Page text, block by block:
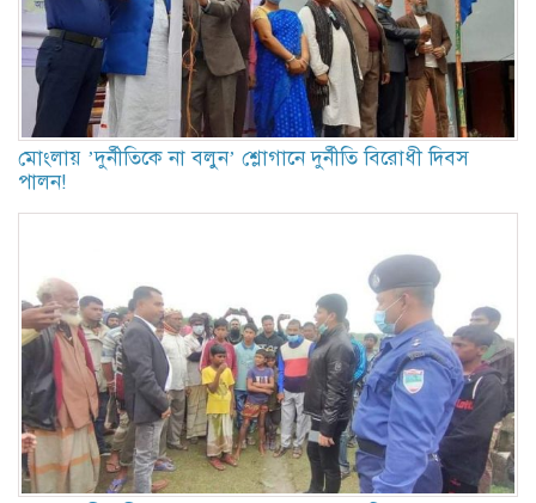
মোংলায় ’দুর্নীতিকে না বলুন’ শ্লোগানে দুর্নীতি বিরোধী দিবস
পালন!